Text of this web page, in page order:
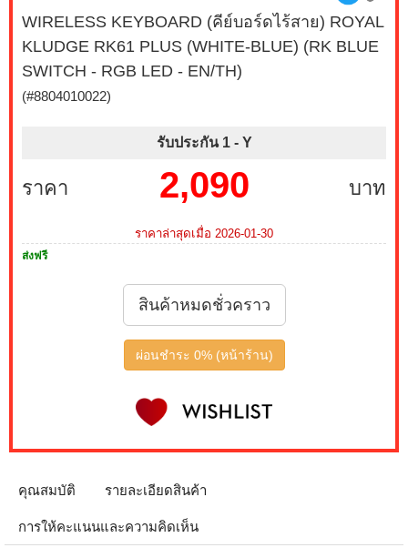
WIRELESS KEYBOARD (คีย์บอร์ดไร้สาย) ROYAL
KLUDGE RK61 PLUS (WHITE-BLUE) (RK BLUE
SWITCH - RGB LED - EN/TH)
(#8804010022)
รับประกัน 1 - Y
ราคา บาท
2,090
ราคาล่าสุดเมื่อ 2026-01-30
ส่งฟรี
สินค้าหมดชั่วคราว
ผ่อนชำระ 0% (หน้าร้าน)
คุณสมบัติ รายละเอียดสินค้า
การให้คะแนนและความคิดเห็น